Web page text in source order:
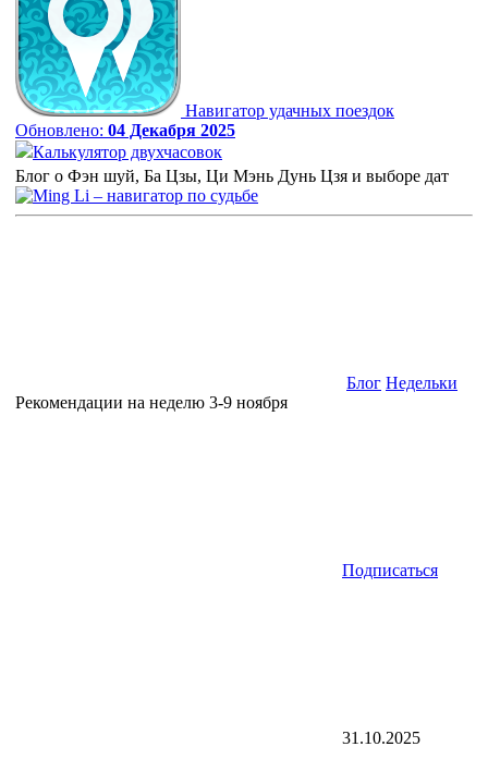
Навигатор удачных поездок
Обновлено: 04 Декабря 2025
Калькулятор двухчасовок
Блог о Фэн шуй, Ба Цзы, Ци Мэнь Дунь Цзя и выборе дат
Блог Недельки
Рекомендации на неделю 3-9 ноября
Подписаться
31.10.2025